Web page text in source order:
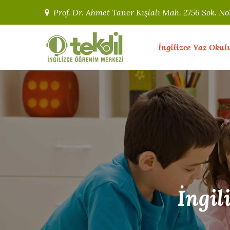
Prof. Dr. Ahmet Taner Kışlalı Mah. 2756 Sok.
TEKDİL –
Kampüsü
"Biz İngilizceyi Severek
İngilizce Yaz